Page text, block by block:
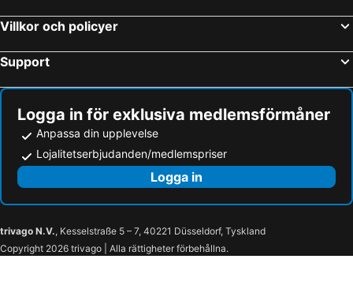
Villkor och policyer
Support
Logga in för exklusiva medlemsförmåner
Anpassa din upplevelse
Lojalitetserbjudanden/medlemspriser
Logga in
trivago N.V., Kesselstraße 5 – 7, 40221 Düsseldorf, Tyskland
Copyright 2026 trivago | Alla rättigheter förbehållna.